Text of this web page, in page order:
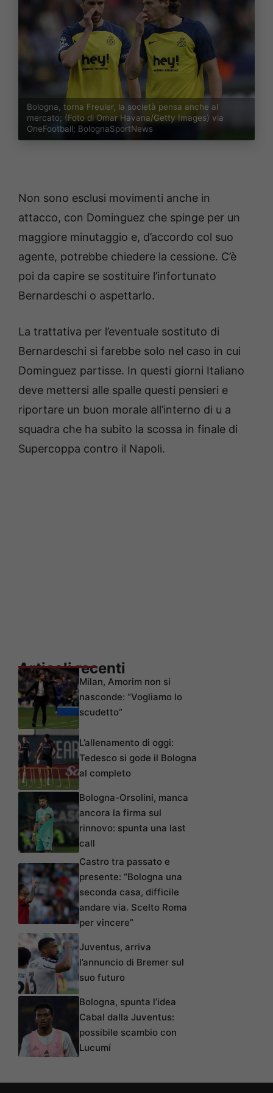
Bologna, torna Freuler, la società pensa anche al
mercato; (Foto di Omar Havana/Getty Images) via
OneFootball; BolognaSportNews
Non sono esclusi movimenti anche in
attacco, con Dominguez che spinge per un
maggiore minutaggio e, d’accordo col suo
agente, potrebbe chiedere la cessione. C’è
poi da capire se sostituire l’infortunato
Bernardeschi o aspettarlo.
La trattativa per l’eventuale sostituto di
Bernardeschi si farebbe solo nel caso in cui
Dominguez partisse. In questi giorni Italiano
deve mettersi alle spalle questi pensieri e
riportare un buon morale all’interno di u a
squadra che ha subito la scossa in finale di
Supercoppa contro il Napoli.
Articoli recenti
Milan, Amorim non si
nasconde: “Vogliamo lo
scudetto”
L’allenamento di oggi:
Tedesco si gode il Bologna
al completo
Bologna-Orsolini, manca
ancora la firma sul
rinnovo: spunta una last
call
Castro tra passato e
presente: “Bologna una
seconda casa, difficile
andare via. Scelto Roma
per vincere”
Juventus, arriva
l’annuncio di Bremer sul
suo futuro
Bologna, spunta l’idea
Cabal dalla Juventus:
possibile scambio con
Lucumí